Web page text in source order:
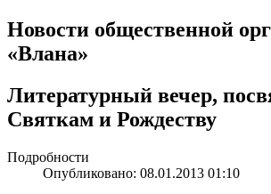
Новости общественной
«Влана»
Литературный вечер,
Святкам и Рождеству
Подробности
Опубликовано: 08.01.2013 01:10